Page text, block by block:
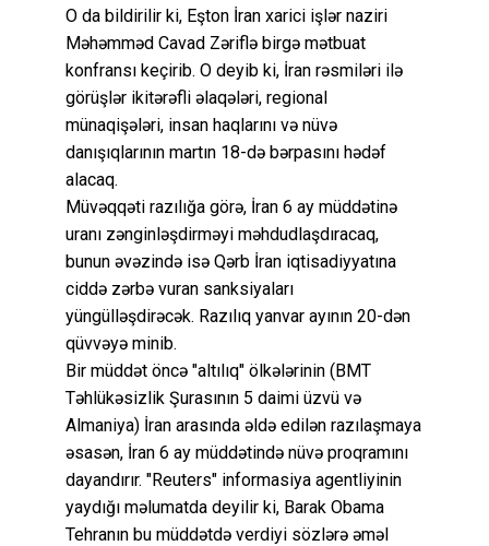
O da bildirilir ki, Eşton İran xarici işlər naziri
Məhəmməd Cavad Zəriflə birgə mətbuat
konfransı keçirib. O deyib ki, İran rəsmiləri ilə
görüşlər ikitərəfli əlaqələri, regional
münaqişələri, insan haqlarını və nüvə
danışıqlarının martın 18-də bərpasını hədəf
alacaq.
Müvəqqəti razılığa görə, İran 6 ay müddətinə
uranı zənginləşdirməyi məhdudlaşdıracaq,
bunun əvəzində isə Qərb İran iqtisadiyyatına
ciddə zərbə vuran sanksiyaları
yüngülləşdirəcək. Razılıq yanvar ayının 20-dən
qüvvəyə minib.
Bir müddət öncə "altılıq" ölkələrinin (BMT
Təhlükəsizlik Şurasının 5 daimi üzvü və
Almaniya) İran arasında əldə edilən razılaşmaya
əsasən, İran 6 ay müddətində nüvə proqramını
dayandırır. "Reuters" informasiya agentliyinin
yaydığı məlumatda deyilir ki, Barak Obama
Tehranın bu müddətdə verdiyi sözlərə əməl